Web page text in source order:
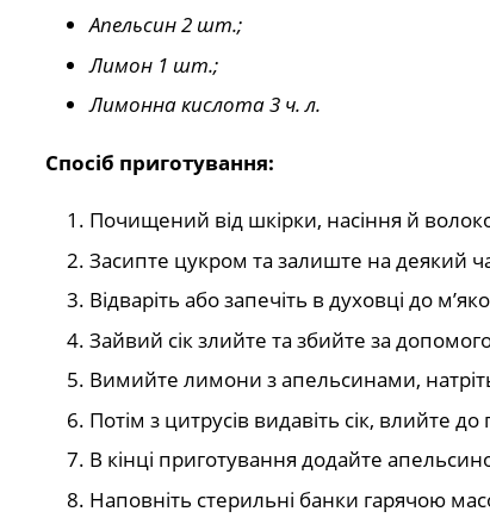
Апельсин 2 шт.;
Лимон 1 шт.;
Лимонна кислота 3 ч. л.
Спосіб приготування:
Почищений від шкірки, насіння й
Засипте цукром та залиште на деякий
Відваріть або запечіть в духовці до
Зайвий сік злийте та збийте за
Вимийте лимони з апельсинами,
Потім з цитрусів видавіть сік, влийте
В кінці приготування додайте
Наповніть стерильні банки гарячою